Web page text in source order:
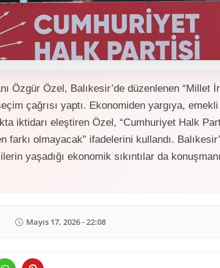
Özgür Özel, Balıkesir’de düzenlenen “Millet
çağrısı yaptı. Ekonomiden yargıya,
iktidarı eleştiren Özel, “Cumhuriyet Halk
farkı olmayacak” ifadelerini kullandı.
yaşadığı ekonomik sıkıntılar da
Mayıs 17, 2026 - 22:08